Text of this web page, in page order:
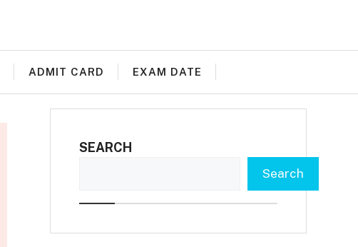
ADMIT CARD EXAM DATE
SEARCH
Search